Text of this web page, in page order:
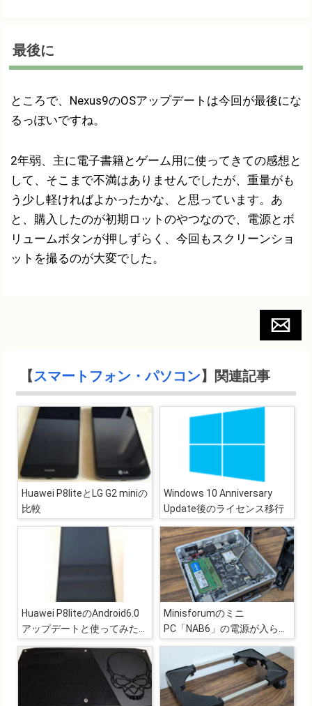
最後に
ところで、Nexus9のOSアップデートは今回が最後にな
るっぽいですね。
2年弱、主に電子書籍とゲーム用に使ってきての感想と
して、そこまで不満はありませんでしたが、重量がも
う少し軽ければよかったかな、と思っています。あ
と、購入したのが初期ロットのやつなので、電源とボ
リュームボタンが押しずらく、今回もスクリーンショ
ットを撮るのが大変でした。
【スマートフォン・パソコン】関連記事
Huawei P8liteとLG G2 miniの
比較
Windows 10 Anniversary
Update後のライセンス移行
Huawei P8liteのAndroid6.0
アップデートと使ってみた感
想
Minisforumのミニ
PC「NAB6」の電源が入らな
くなりました